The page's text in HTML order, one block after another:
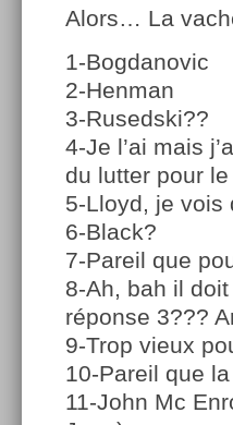
Alors… La
1-Bogdanovic
2-Henman
3-Rusedski??
4-Je l’ai mais
du lutter pour
5-Lloyd, je
6-Black?
7-Pareil que
8-Ah, bah il
réponse 3???
9-Trop vieux
10-Pareil que
11-John Mc